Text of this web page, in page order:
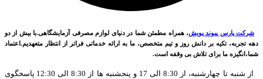
شرکت پارس پیوند پویش، همراه مطمئن شما در دنیای لوازم مصرفی آزمایشگاهی.با بیش از دو
دهه تجربه، تکیه بر دانش روز و تیم متخصص، ما به ارائه خدماتی فراتر از انتظار متعهدیم.اعتماد
شما،انگیزه ما برای تلاش بی وقفه است.
از شنبه تا چهارشنبه، از 8:30 الی 17 و پنجشنبه ها از 8:30 الی 12:30 پاسخگوی